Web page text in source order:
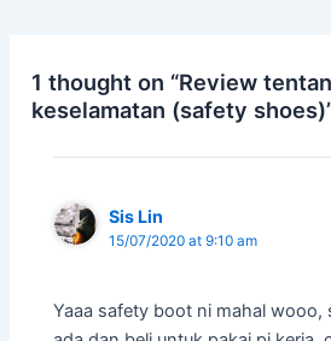
1 thought on “Review
keselamatan (safety
Sis Lin
15/07/2020 at 9:10 am
Yaaa safety boot ni mahal wooo,